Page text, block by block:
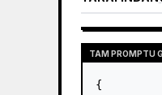
TAM PROMPTU
{